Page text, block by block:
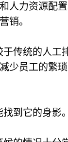
人力资源配
销。
传统的人工
少员工的繁
到它的身影。